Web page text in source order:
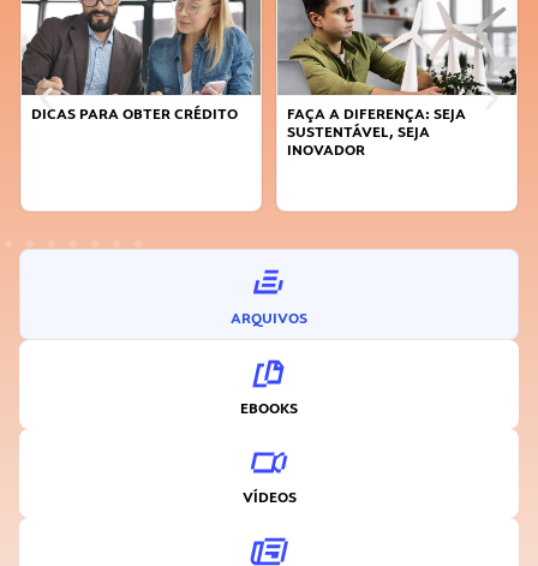
DICAS PARA OBTER CRÉDITO
FAÇA A DIFERENÇA: SEJA
SUSTENTÁVEL, SEJA
INOVADOR
ARQUIVOS
EBOOKS
VÍDEOS